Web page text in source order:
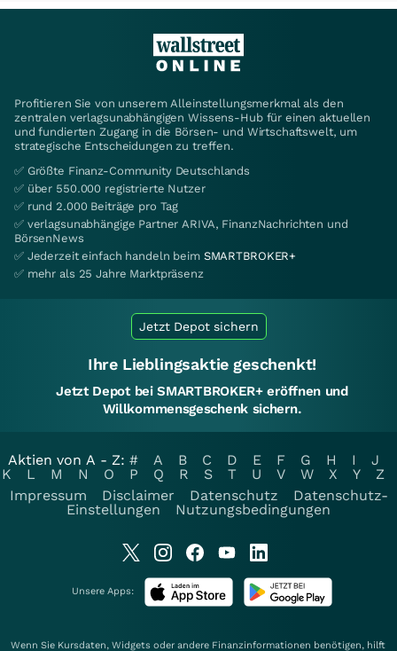
Profitieren Sie von unserem Alleinstellungsmerkmal als den
zentralen verlagsunabhängigen Wissens-Hub für einen aktuellen
und fundierten Zugang in die Börsen- und Wirtschaftswelt, um
strategische Entscheidungen zu treffen.
✅ Größte Finanz-Community Deutschlands
✅ über 550.000 registrierte Nutzer
✅ rund 2.000 Beiträge pro Tag
✅ verlagsunabhängige Partner ARIVA, FinanzNachrichten und
BörsenNews
✅ Jederzeit einfach handeln beim SMARTBROKER+
✅ mehr als 25 Jahre Marktpräsenz
Jetzt Depot sichern
Ihre Lieblingsaktie geschenkt!
Jetzt Depot bei SMARTBROKER+ eröffnen und
Willkommensgeschenk sichern.
Aktien von A - Z: # A B C D E F G H I
J
K
L M N O P Q R S T U V W X Y
Z
Impressum
Disclaimer Datenschutz
Datenschutz-
Einstellungen
Nutzungsbedingungen
Unsere Apps:
Wenn Sie Kursdaten, Widgets oder andere Finanzinformationen benötigen, hilft